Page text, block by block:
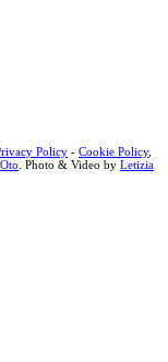
Policy - Cookie Policy,
. Photo & Video by Letizia